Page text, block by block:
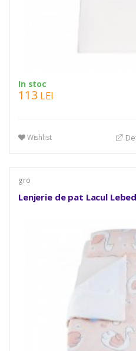
In stoc
113 LEI
Wishlist
gro
Lenjerie de pat Lacul